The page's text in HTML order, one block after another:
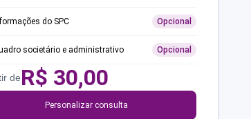
do SPC Opcional
societário e administrativo Opcional
deR$ 30,00
Personalizar consulta